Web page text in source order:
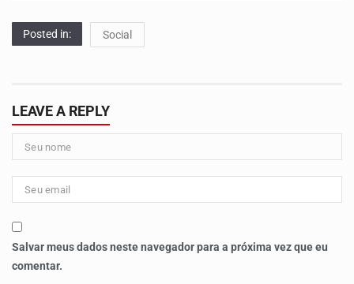
Posted in: Social
LEAVE A REPLY
Salvar meus dados neste navegador para a próxima vez que eu
comentar.